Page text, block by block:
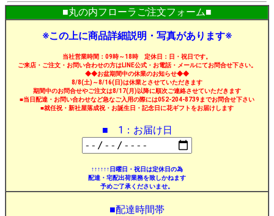
■丸の内フローラご注文フォーム■
※この上に商品詳細説明・写真があります※
当社営業時間：09時～18時 定休日：日・祝日です。
ご来店・ご注文・お問い合わせの方はLINE公式・お電話・メールにてお問合せ下さい。
◆◆お盆期間中の休業のお知らせ◆◆
8/8(土)～8/16(日)は休業とさせていただきます
期間中のお問合せやご注文は8/17(月)以降に順次ご連絡させていただきます
■当日配達・お問い合わせなど急なご入用の際には052-204-8739までお問合せ下さい
■就任祝・新社屋落成祝・お誕生日・記念日に花ギフトをお届けします
■ 1：お届け日
↑↑↑↑↑↑日曜日・祝日は定休日の為
配達・宅配出荷業務を致しかねます
予めご了承くださいませ。
■配達時間帯